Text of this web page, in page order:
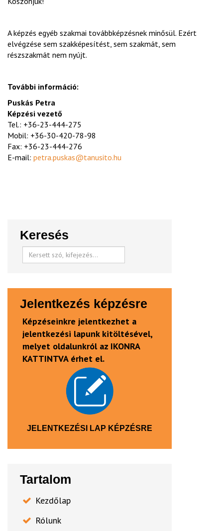
A képzés egyéb szakmai továbbképzésnek minősül. Ezért
elvégzése sem szakképesítést, sem szakmát, sem
részszakmát nem nyújt.
További információ:
Puskás Petra
Képzési vezető
Tel.: +36-23-444-275
Mobil: +36-30-420-78-98
Fax: +36-23-444-276
E-mail: petra.puskas@tanusito.hu
Keresés
Jelentkezés képzésre
Képzéseinkre jelentkezhet a
jelentkezési lapunk kitöltésével,
melyet oldalunkról az IKONRA
KATTINTVA érhet el.
JELENTKEZÉSI LAP KÉPZÉSRE
Tartalom
Kezdőlap
Rólunk